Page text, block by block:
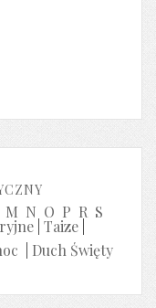
M N O P R S
Taize
Duch Święty